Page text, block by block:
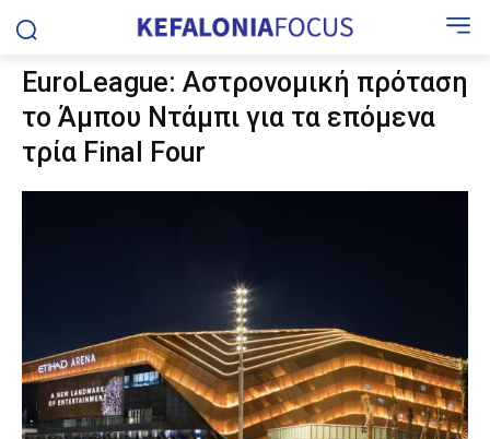
EuroLeague: Aστρονομική πρόταση
το Άμπου Ντάμπι για τα επόμενα
τρία Final Four